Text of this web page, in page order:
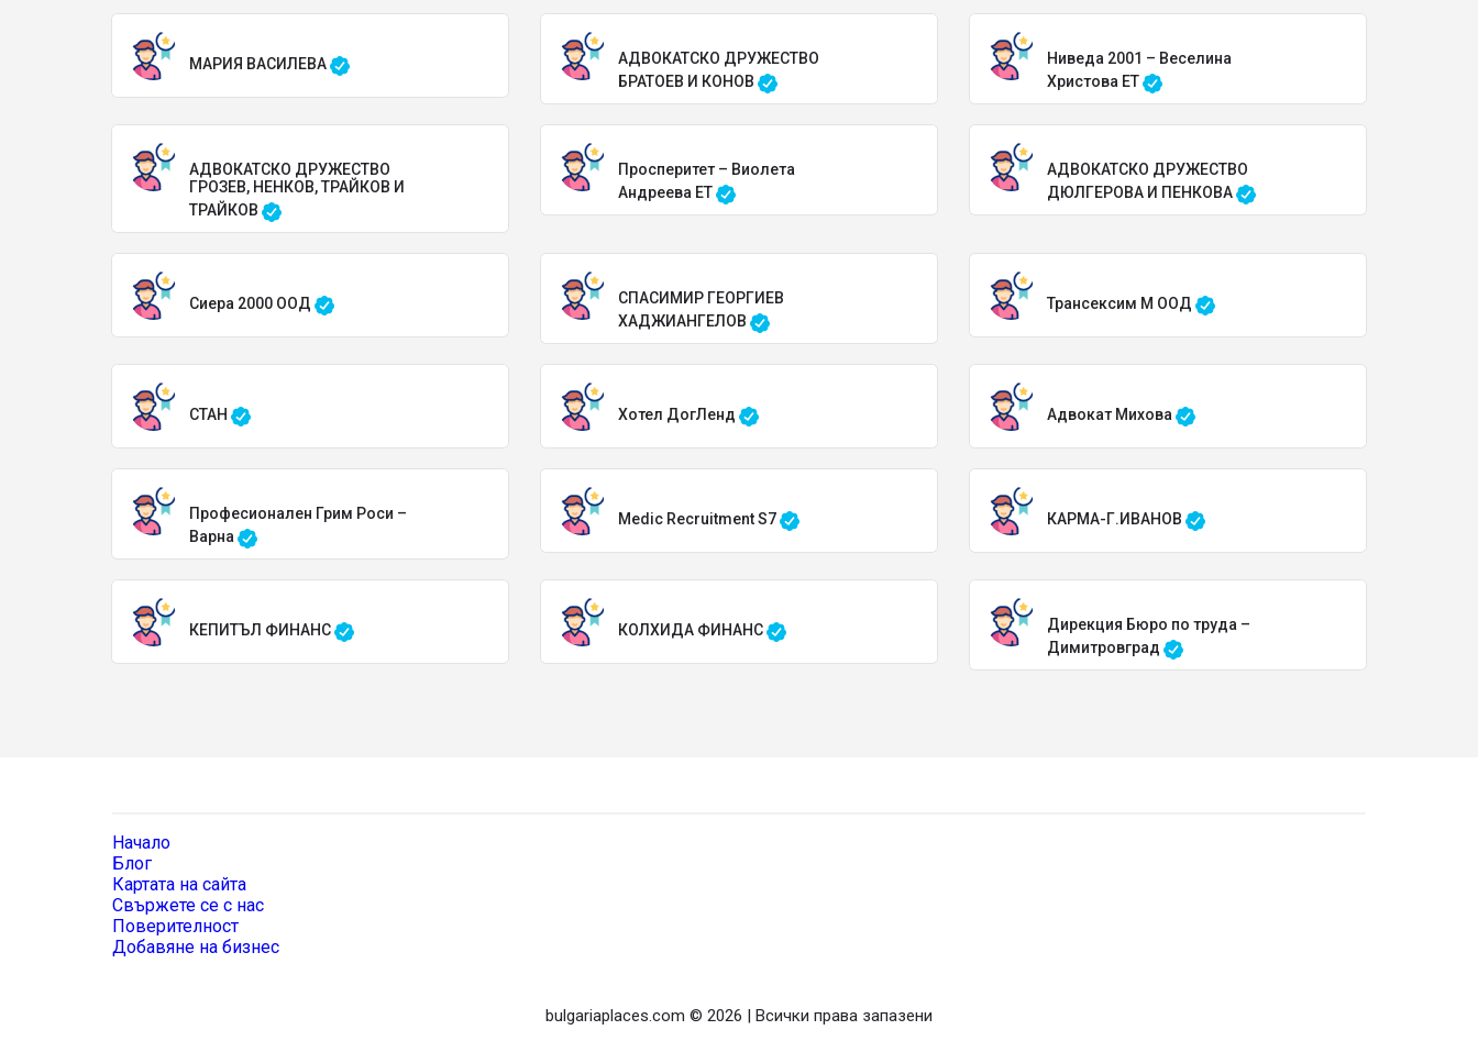
МАРИЯ ВАСИЛЕВА
АДВОКАТСКО ДРУЖЕСТВО
БРАТОЕВ И КОНОВ
Ниведа 2001 – Веселина
Христова ЕТ
АДВОКАТСКО ДРУЖЕСТВО
ГРОЗЕВ, НЕНКОВ, ТРАЙКОВ И
ТРАЙКОВ
Просперитет – Виолета
Андреева ЕТ
АДВОКАТСКО ДРУЖЕСТВО
ДЮЛГЕРОВА И ПЕНКОВА
Сиера 2000 ООД
СПАСИМИР ГЕОРГИЕВ
ХАДЖИАНГЕЛОВ
Трансексим М ООД
СТАН Хотел ДогЛенд Адвокат Михова
Професионален Грим Роси –
Варна
Medic Recruitment S7 КАРМА-Г.ИВАНОВ
КЕПИТЪЛ ФИНАНС КОЛХИДА ФИНАНС
Дирекция Бюро по труда –
Димитровград
Начало
Блог
Картата на сайта
Свържете се с нас
Поверителност
Добавяне на бизнес
bulgariaplaces.com © 2026 | Всички права запазени